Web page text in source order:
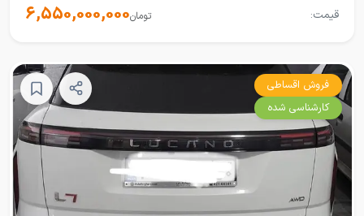
قیمت: 6,550,000,000تومان
فروش اقساطی
کارشناسی شده